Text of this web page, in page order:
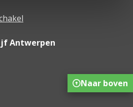
Antwerpen
Naar boven